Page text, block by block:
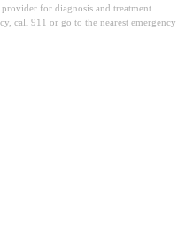
for diagnosis and treatment
call 911 or go to the nearest emergency